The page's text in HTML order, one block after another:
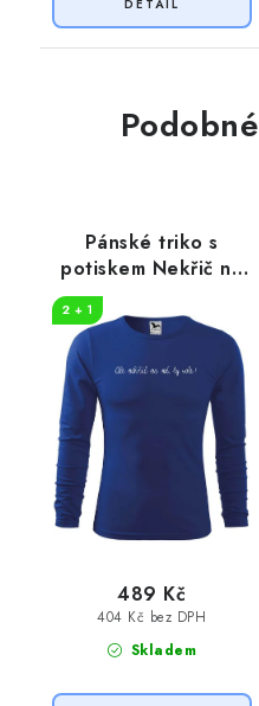
Pánské triko s
potiskem Nekřič na
2 + 1
Skladem
404 Kč bez DPH
489 Kč